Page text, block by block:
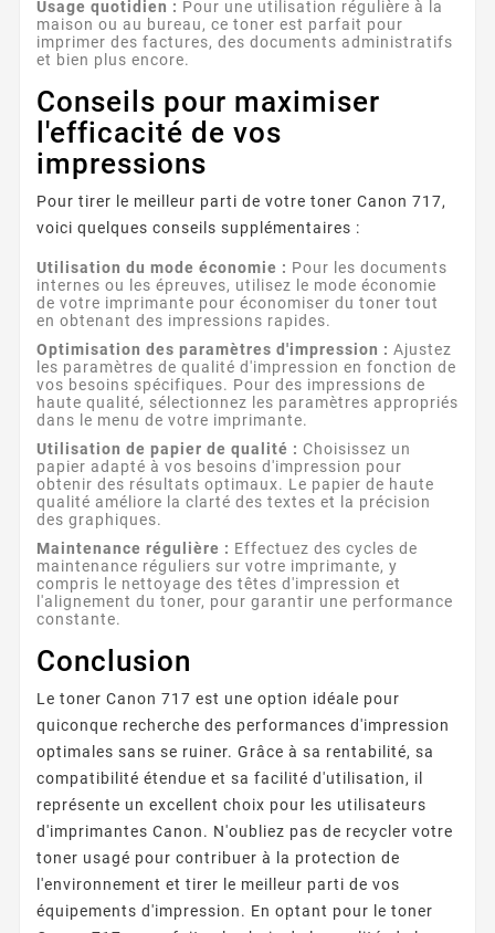
Usage quotidien : Pour une utilisation régulière à la
maison ou au bureau, ce toner est parfait pour
imprimer des factures, des documents administratifs
et bien plus encore.
Conseils pour maximiser
l'efficacité de vos
impressions
Pour tirer le meilleur parti de votre toner Canon 717,
voici quelques conseils supplémentaires :
Utilisation du mode économie : Pour les documents
internes ou les épreuves, utilisez le mode économie
de votre imprimante pour économiser du toner tout
en obtenant des impressions rapides.
Optimisation des paramètres d'impression : Ajustez
les paramètres de qualité d'impression en fonction de
vos besoins spécifiques. Pour des impressions de
haute qualité, sélectionnez les paramètres appropriés
dans le menu de votre imprimante.
Utilisation de papier de qualité : Choisissez un
papier adapté à vos besoins d'impression pour
obtenir des résultats optimaux. Le papier de haute
qualité améliore la clarté des textes et la précision
des graphiques.
Maintenance régulière : Effectuez des cycles de
maintenance réguliers sur votre imprimante, y
compris le nettoyage des têtes d'impression et
l'alignement du toner, pour garantir une performance
constante.
Conclusion
Le toner Canon 717 est une option idéale pour
quiconque recherche des performances d'impression
optimales sans se ruiner. Grâce à sa rentabilité, sa
compatibilité étendue et sa facilité d'utilisation, il
représente un excellent choix pour les utilisateurs
d'imprimantes Canon. N'oubliez pas de recycler votre
toner usagé pour contribuer à la protection de
l'environnement et tirer le meilleur parti de vos
équipements d'impression. En optant pour le toner